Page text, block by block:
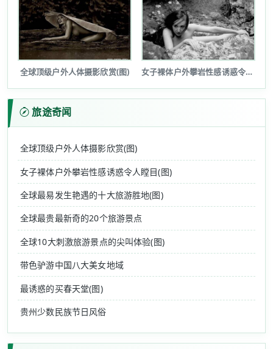
全球顶级户外人体摄影欣赏(图) 女子裸体户外攀岩性感诱惑令人瞠目(图...
旅途奇闻
全球顶级户外人体摄影欣赏(图)
女子裸体户外攀岩性感诱惑令人瞠目(图)
全球最易发生艳遇的十大旅游胜地(图)
全球最贵最新奇的20个旅游景点
全球10大刺激旅游景点的尖叫体验(图)
带色驴游中国八大美女地域
最诱惑的买春天堂(图)
贵州少数民族节日风俗